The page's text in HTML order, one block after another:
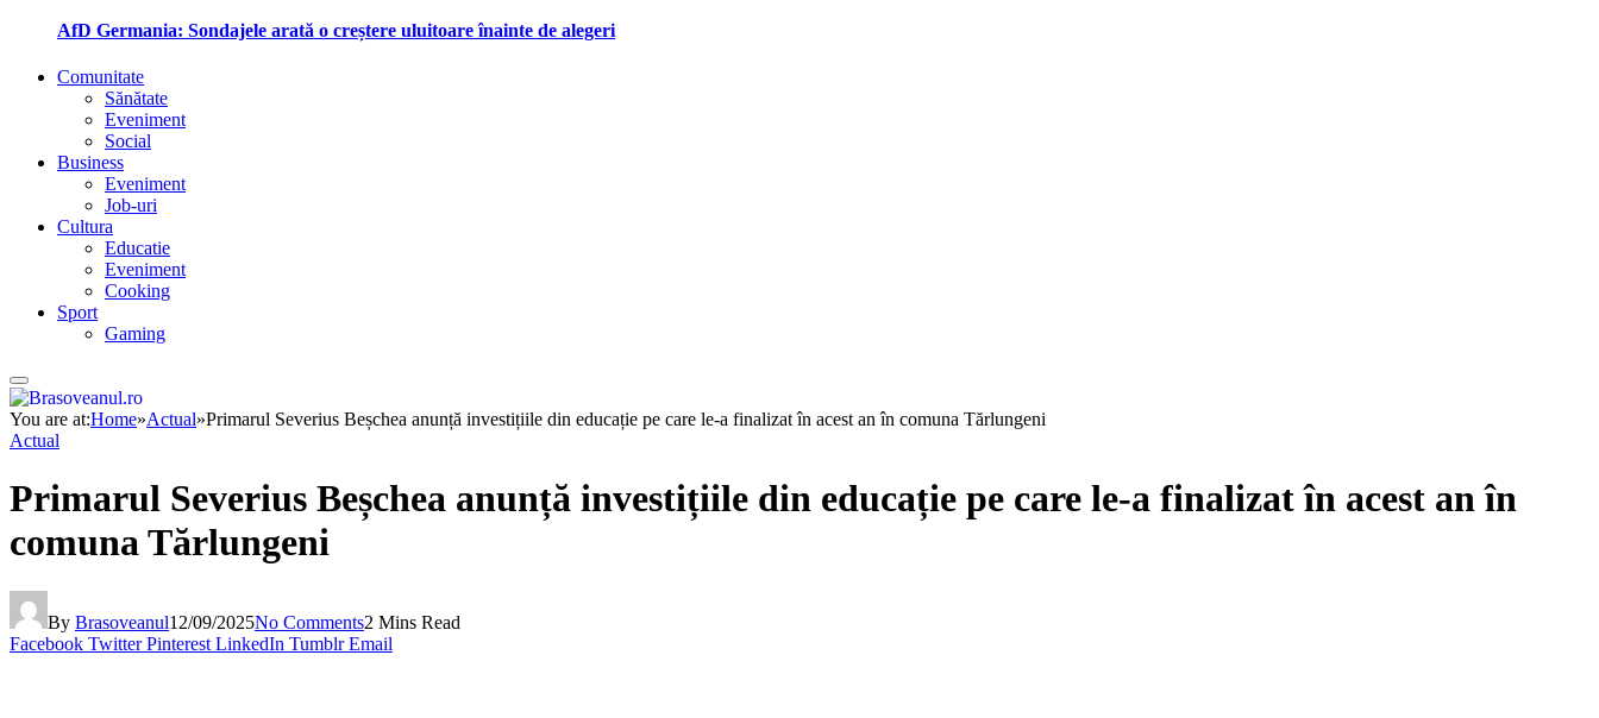
AfD Germania: Sondajele arată o creștere uluitoare înainte de alegeri
Comunitate
Sănătate
Eveniment
Social
Business
Eveniment
Job-uri
Cultura
Educatie
Eveniment
Cooking
Sport
Gaming
You are at:Home»Actual»Primarul Severius Beșchea anunță investițiile din educație pe care le-a finalizat în acest an în comuna Tărlungeni
Actual
Primarul Severius Beșchea anunță investițiile din educație pe care le-a finalizat în acest an în
comuna Tărlungeni
By Brasoveanul12/09/2025No Comments2 Mins Read
Facebook Twitter Pinterest LinkedIn Tumblr Email